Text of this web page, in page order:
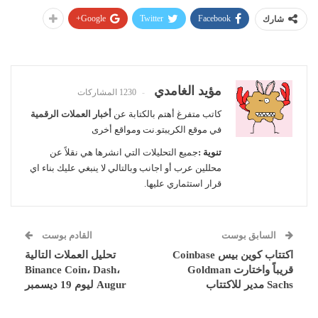
شارك Facebook
Twitter
Google+
مؤيد الغامدي 1230 المشاركات
كاتب متفرغ أهتم بالكتابة عن أخبار العملات الرقمية
في موقع الكريبتو.نت ومواقع أخرى
تنوية :جميع التحليلات التي انشرها هي نقلاً عن
محللين عرب أو اجانب وبالتالي لا ينبغي عليك بناء اي
قرار استثماري عليها.
السابق بوست
اكتتاب كوين بيس Coinbase
قريباً واختارت Goldman
Sachs مدير للاكتتاب
القادم بوست
تحليل العملات التالية
Binance Coin، Dash،
Augur ليوم 19 ديسمبر